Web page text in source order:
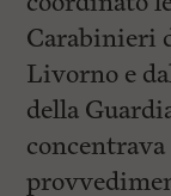
Carabinieri
Livorno e
della
concentrava